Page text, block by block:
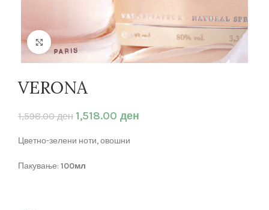
Кликнете за зголемување
VERONA
1,598.00ден 1,518.00 ден
Цветно-зелени ноти, овошни
Пакување: 100мл